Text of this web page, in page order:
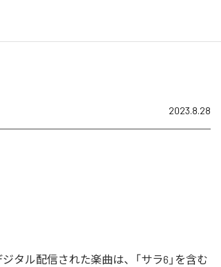
2023.8.28
タル配信された楽曲は、「サラ6」を含む